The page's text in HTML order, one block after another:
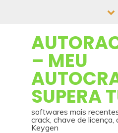
– MEU
SUPERA
softwares mais
crack, chave de
Keygen